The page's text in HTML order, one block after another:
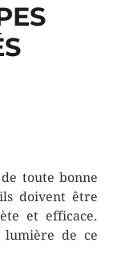
toute bonne
doivent être
et efficace.
lumière de ce